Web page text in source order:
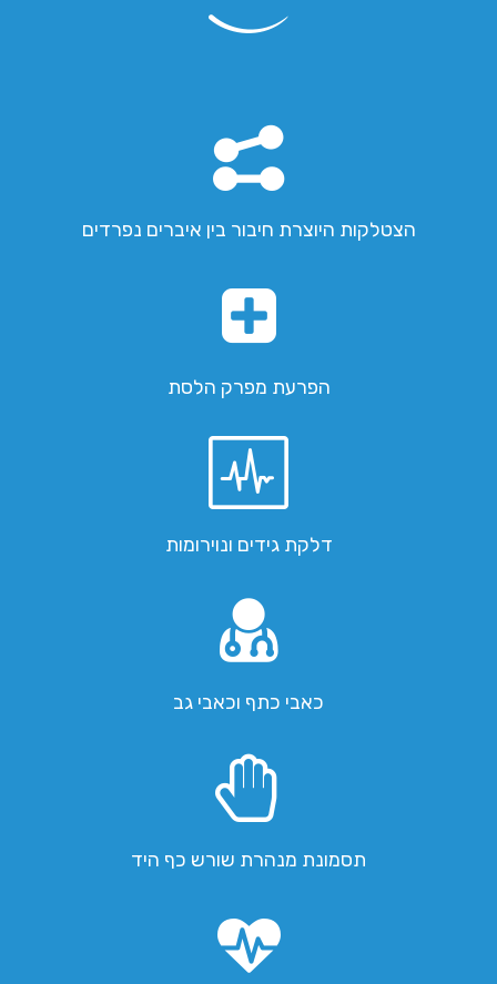
הצטלקות היוצרת חיבור בין איברים נפרדים
הפרעת מפרק הלסת
דלקת גידים ונוירומות
כאבי כתף וכאבי גב
תסמונת מנהרת שורש כף היד